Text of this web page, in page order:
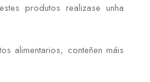
produtos realizase unha
alimentarios, conteñen máis